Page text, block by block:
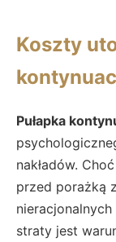
Koszty
Pułapka
nakładów.
przed porażką
straty jest